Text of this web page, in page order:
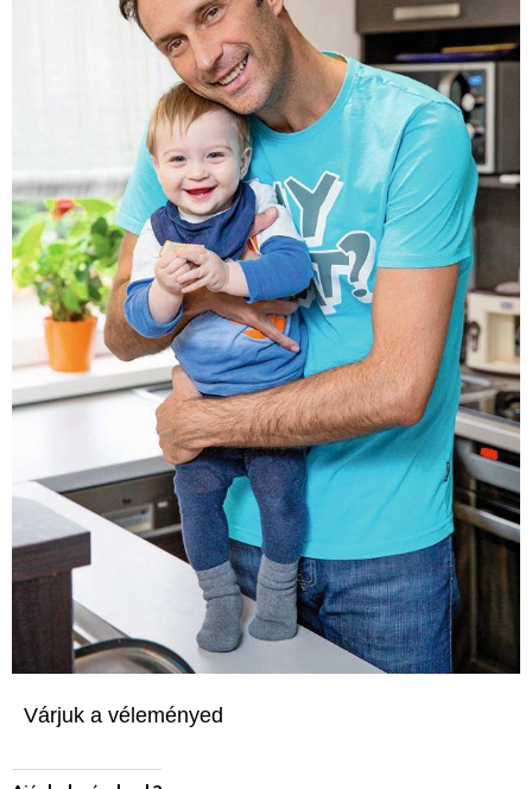
Várjuk a véleményed